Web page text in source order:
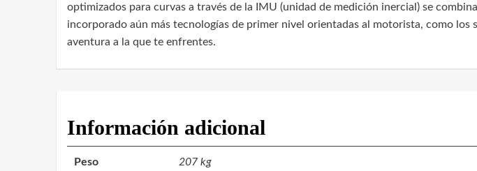
optimizados para curvas a través de la IMU (unidad de medición inercial) se
incorporado aún más tecnologías de primer nivel orientadas al motorista, como
aventura a la que te enfrentes.
Información adicional
Peso 207 kg